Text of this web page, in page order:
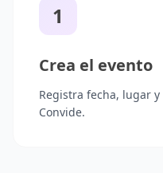
1
Crea el evento
Registra fecha, lugar
Convide.